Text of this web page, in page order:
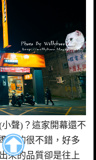
聲)？這家開幕還不
真的很不錯，好多
來的品質卻是往上